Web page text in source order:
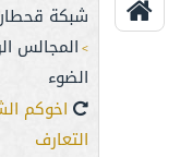
شبكة
> المجالس
الضوء
اخوكم
التعارف